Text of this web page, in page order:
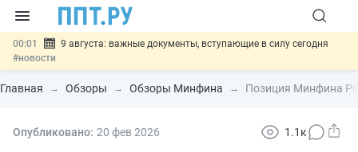
00:01
9 августа: важные документы, вступающие в силу сегодня
#новости
07.08 Подписан закон о блокировке продажи опасных товаров через
«Честный знак»#новости
07.08 Госпошлину за устранение ошибок в документах предлагают
Главная Обзоры Обзоры Минфина Позиция Минфина РФ
Опубликовано: 20 фев2026 1.1к